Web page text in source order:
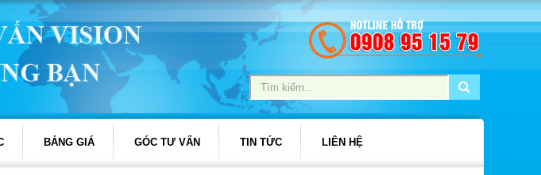
BẢNG GIÁ GÓC TƯ VẤN TIN TỨC LIÊN HỆ